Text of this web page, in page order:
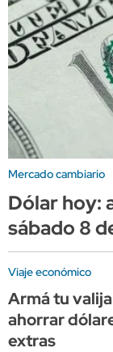
Mercado cambiario
Dólar hoy:
sábado 8
Viaje económico
Armá tu
ahorrar
extras